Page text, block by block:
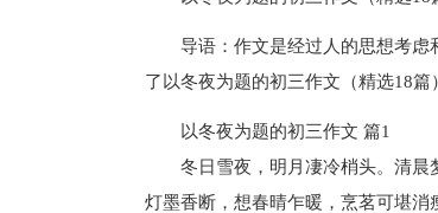
导语：作文是经过人的思想考
了以冬夜为题的初三作文（精选18篇
以冬夜为题的初三作文 篇1
冬日雪夜，明月凄冷梢头。清
灯墨香断，想春晴乍暖，烹茗可堪消